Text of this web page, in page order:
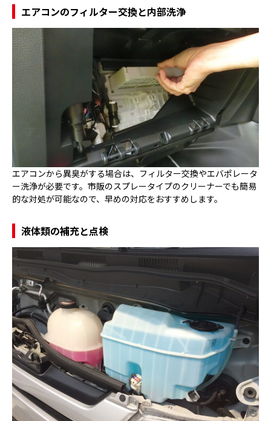
エアコンのフィルター交換と内部洗浄
エアコンから異臭がする場合は、フィルター交換やエバポレータ
ー洗浄が必要です。市販のスプレータイプのクリーナーでも簡易
的な対処が可能なので、早めの対応をおすすめします。
液体類の補充と点検